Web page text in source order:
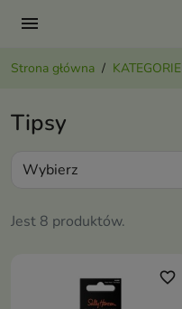
menu
Strona główna KATEGORIE
Tipsy
Jest 8 produktów.
Wybierz
favorite_border